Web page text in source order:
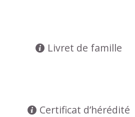
Livret de famille
Certificat d’hérédité